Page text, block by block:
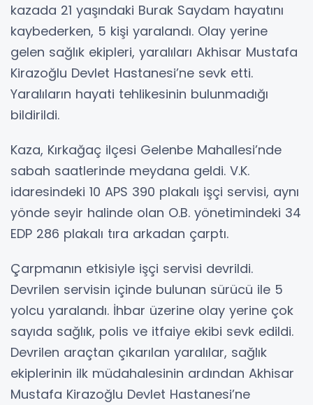
kazada 21 yaşındaki Burak Saydam hayatını
kaybederken, 5 kişi yaralandı. Olay yerine
gelen sağlık ekipleri, yaralıları Akhisar Mustafa
Kirazoğlu Devlet Hastanesi’ne sevk etti.
Yaralıların hayati tehlikesinin bulunmadığı
bildirildi.
Kaza, Kırkağaç ilçesi Gelenbe Mahallesi’nde
sabah saatlerinde meydana geldi. V.K.
idaresindeki 10 APS 390 plakalı işçi servisi, aynı
yönde seyir halinde olan O.B. yönetimindeki 34
EDP 286 plakalı tıra arkadan çarptı.
Çarpmanın etkisiyle işçi servisi devrildi.
Devrilen servisin içinde bulunan sürücü ile 5
yolcu yaralandı. İhbar üzerine olay yerine çok
sayıda sağlık, polis ve itfaiye ekibi sevk edildi.
Devrilen araçtan çıkarılan yaralılar, sağlık
ekiplerinin ilk müdahalesinin ardından Akhisar
Mustafa Kirazoğlu Devlet Hastanesi’ne